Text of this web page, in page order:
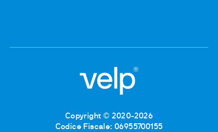
Copyright © 2020-2026
Codice Fiscale: 06955700155